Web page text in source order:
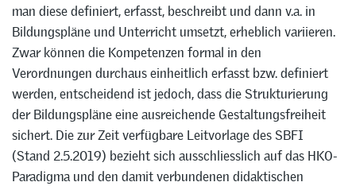
man diese definiert, erfasst, beschreibt und dann v.a. in
Bildungspläne und Unterricht umsetzt, erheblich variieren.
Zwar können die Kompetenzen formal in den
Verordnungen durchaus einheitlich erfasst bzw. definiert
werden, entscheidend ist jedoch, dass die Strukturierung
der Bildungspläne eine ausreichende Gestaltungsfreiheit
sichert. Die zur Zeit verfügbare Leitvorlage des SBFI
(Stand 2.5.2019) bezieht sich ausschliesslich auf das HKO-
Paradigma und den damit verbundenen didaktischen